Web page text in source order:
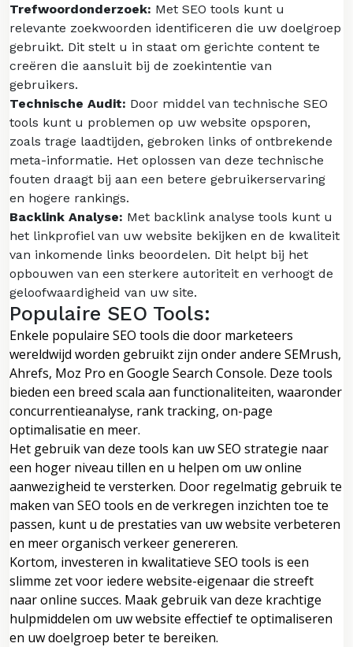
Trefwoordonderzoek: Met SEO tools kunt u
relevante zoekwoorden identificeren die uw doelgroep
gebruikt. Dit stelt u in staat om gerichte content te
creëren die aansluit bij de zoekintentie van
gebruikers.
Technische Audit: Door middel van technische SEO
tools kunt u problemen op uw website opsporen,
zoals trage laadtijden, gebroken links of ontbrekende
meta-informatie. Het oplossen van deze technische
fouten draagt bij aan een betere gebruikerservaring
en hogere rankings.
Backlink Analyse: Met backlink analyse tools kunt u
het linkprofiel van uw website bekijken en de kwaliteit
van inkomende links beoordelen. Dit helpt bij het
opbouwen van een sterkere autoriteit en verhoogt de
geloofwaardigheid van uw site.
Populaire SEO Tools:
Enkele populaire SEO tools die door marketeers
wereldwijd worden gebruikt zijn onder andere SEMrush,
Ahrefs, Moz Pro en Google Search Console. Deze tools
bieden een breed scala aan functionaliteiten, waaronder
concurrentieanalyse, rank tracking, on-page
optimalisatie en meer.
Het gebruik van deze tools kan uw SEO strategie naar
een hoger niveau tillen en u helpen om uw online
aanwezigheid te versterken. Door regelmatig gebruik te
maken van SEO tools en de verkregen inzichten toe te
passen, kunt u de prestaties van uw website verbeteren
en meer organisch verkeer genereren.
Kortom, investeren in kwalitatieve SEO tools is een
slimme zet voor iedere website-eigenaar die streeft
naar online succes. Maak gebruik van deze krachtige
hulpmiddelen om uw website effectief te optimaliseren
en uw doelgroep beter te bereiken.